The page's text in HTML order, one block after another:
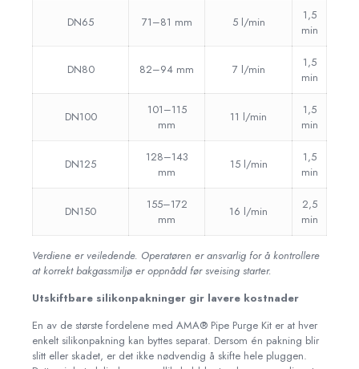
DN65 71–81 mm 5 l/min
1,5
min
DN80 82–94 mm 7 l/min
1,5
min
DN100
101–115
mm
11 l/min
1,5
min
DN125
128–143
mm
15 l/min
1,5
min
DN150
155–172
mm
16 l/min
2,5
min
Verdiene er veiledende. Operatøren er ansvarlig for å kontrollere
at korrekt bakgassmiljø er oppnådd før sveising starter.
Utskiftbare silikonpakninger gir lavere kostnader
En av de største fordelene med AMA® Pipe Purge Kit er at hver
enkelt silikonpakning kan byttes separat. Dersom én pakning blir
slitt eller skadet, er det ikke nødvendig å skifte hele pluggen.